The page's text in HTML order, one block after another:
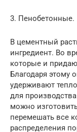
3. Пенобетонные.
В цементный
ингредиент. Во
которые и
Благодаря этому
удерживают
для
можно
перемешать все
распределения